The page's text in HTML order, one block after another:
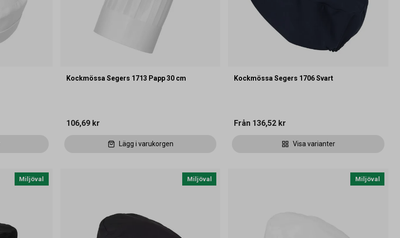
Kockmössa Segers 1713 Papp 30 cm
106,69 kr
Lägg i varukorgen
Kockmössa Segers 1706 Svart
Från 136,52 kr
Visa varianter
Miljöval Miljöval Miljöval